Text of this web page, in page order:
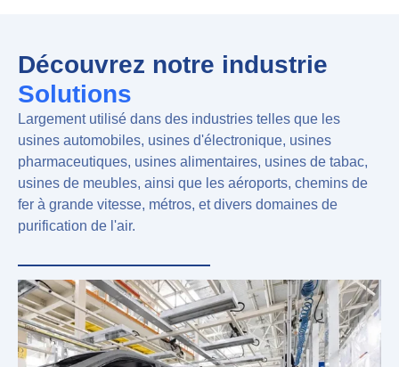
Découvrez notre industrie
Solutions
Largement utilisé dans des industries telles que les
usines automobiles, usines d'électronique, usines
pharmaceutiques, usines alimentaires, usines de tabac,
usines de meubles, ainsi que les aéroports, chemins de
fer à grande vitesse, métros, et divers domaines de
purification de l'air.